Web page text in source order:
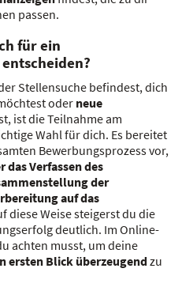
passen.
für ein
Stellensuche befindest, dich
oder neue
ist die Teilnahme am
Wahl für dich. Es bereitet
Bewerbungsprozess vor,
das Verfassen des
der
auf das
diese Weise steigerst du die
deutlich. Im Online-
achten musst, um deine
ersten Blick überzeugendzu